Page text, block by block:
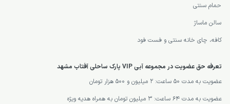
حمام سنتی
سالن ماساژ
کافه، چای خانه سنتی و فست فود
تعرفه حق عضویت در مجموعه آبی VIP پارک ساحلی آفتاب مشهد
عضویت به مدت 50 ساعت: 2 میلیون و 500 هزار تومان
عضویت به مدت 64 ساعت: 3 میلیون تومان به همراه هدیه ویژه